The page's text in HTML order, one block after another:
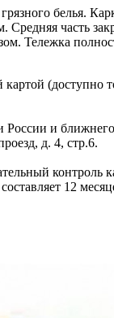
белья.
часть
Тележка
(доступно
и
д. 4, стр.6.
контроль
12